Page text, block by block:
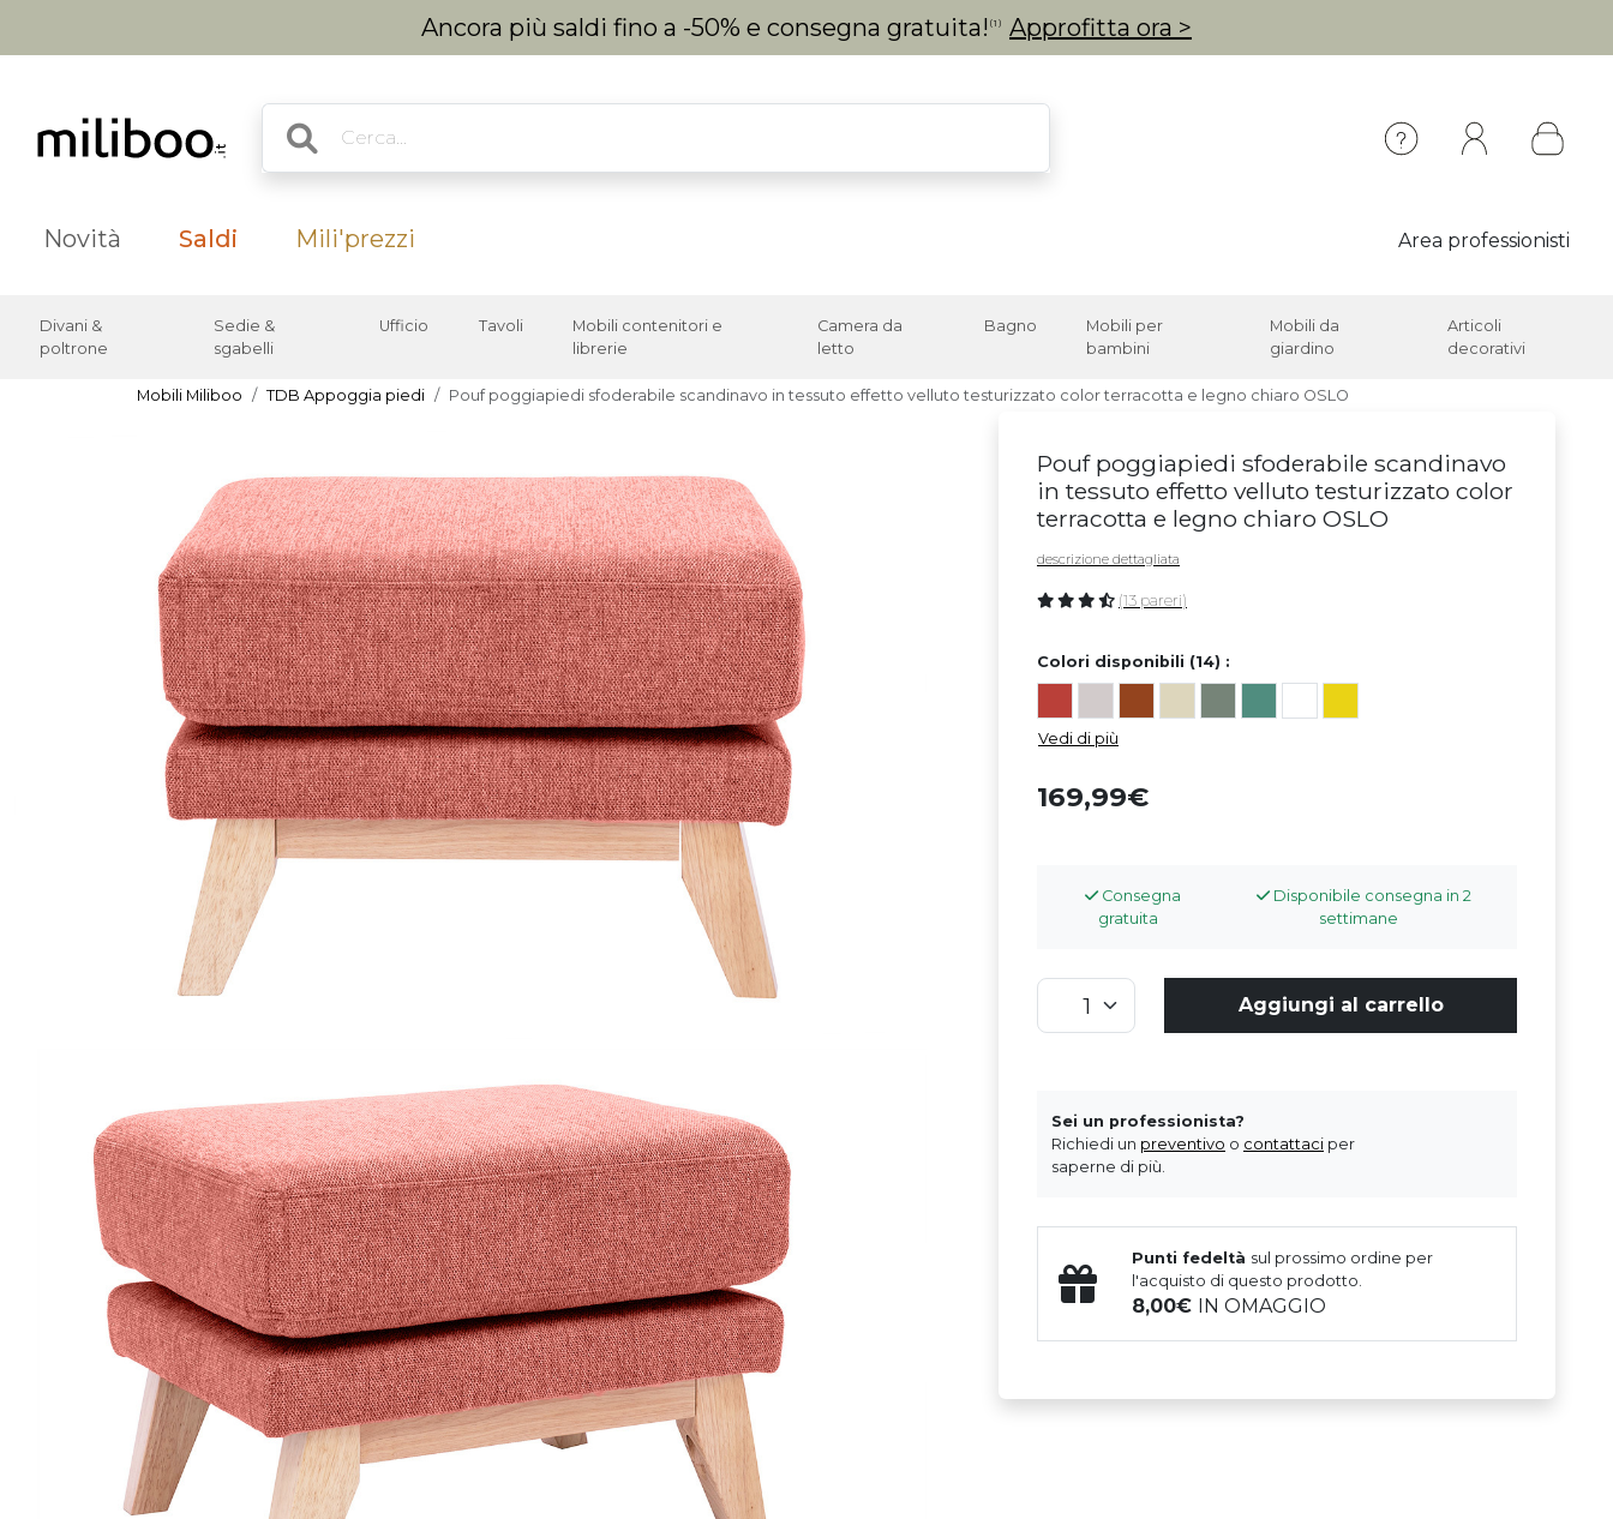
Ancora più saldi fino a -50% e consegna gratuita! (1) Approfitta ora >
Novità Saldi Mili'prezzi Area professionisti
Divani &
poltrone
Sedie &
sgabelli
Ufficio Tavoli
Mobili contenitori e
librerie
Camera da
letto
Bagno
Mobili per
bambini
Mobili da
giardino
Articoli
decorativi
Mobili Miliboo TDB Appoggia piedi Pouf poggiapiedi sfoderabile scandinavo in tessuto effetto velluto testurizzato color terracotta e legno chiaro OSLO
Pouf poggiapiedi sfoderabile scandinavo
in tessuto effetto velluto testurizzato color
terracotta e legno chiaro OSLO
descrizione dettagliata
(13 pareri)
Colori disponibili (14) :
Vedi di più
169,99
Consegna
gratuita
Disponibile consegna in 2
settimane
Aggiungi al carrello
Sei un professionista?
Richiedi un preventivo o contattaci per
saperne di più.
Punti fedeltà sul prossimo ordine per
l'acquisto di questo prodotto.
8,00 IN OMAGGIO